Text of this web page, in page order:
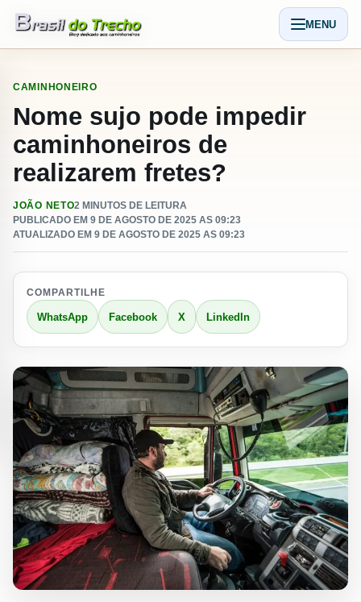
Abrir
MENU
CAMINHONEIRO
Nome sujo pode impedir
caminhoneiros de
realizarem fretes?
JOÃO NETO2 MINUTOS DE LEITURA
PUBLICADO EM 9 DE AGOSTO DE 2025 AS 09:23
ATUALIZADO EM 9 DE AGOSTO DE 2025 AS 09:23
COMPARTILHE
WhatsApp Facebook X LinkedIn